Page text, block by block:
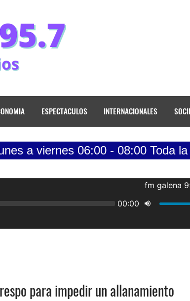
ESPECTACULOS INTERNACIONALES
06:00 - 08:00 Toda la musica
para impedir un allanamiento